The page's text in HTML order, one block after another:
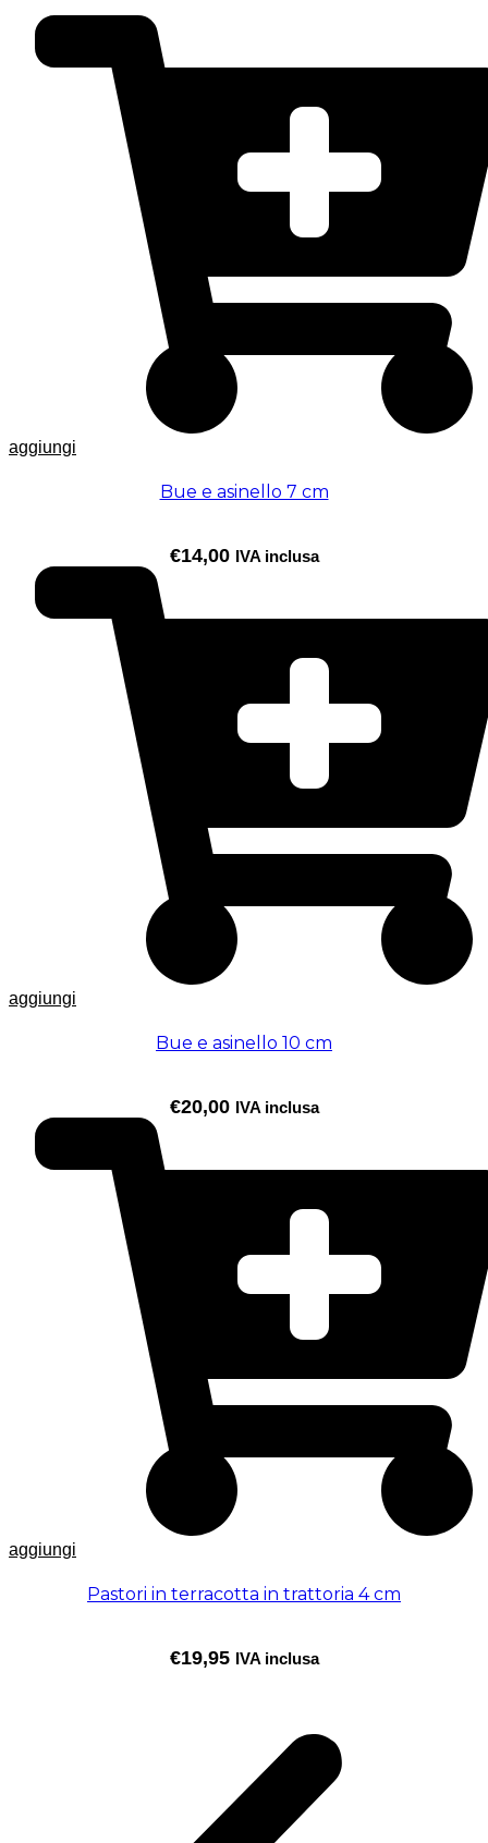
aggiungi
Bue e asinello 7 cm
€14,00 IVA inclusa
aggiungi
Bue e asinello 10 cm
€20,00 IVA inclusa
aggiungi
Pastori in terracotta in trattoria 4 cm
€19,95 IVA inclusa